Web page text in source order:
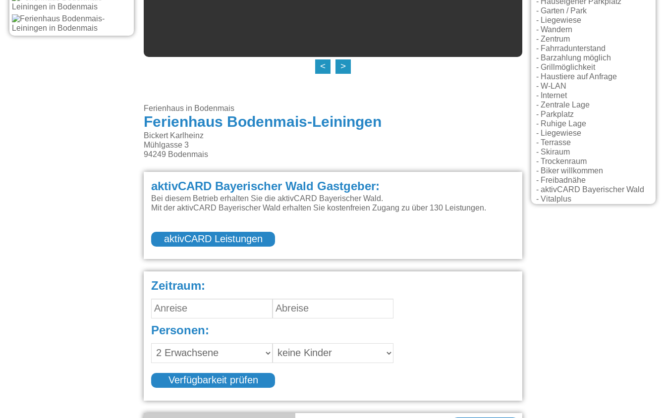
< >
Ferienhaus in Bodenmais
Ferienhaus Bodenmais-Leiningen
Bickert Karlheinz
Mühlgasse 3
94249 Bodenmais
aktivCARD Bayerischer Wald Gastgeber:
Bei diesem Betrieb erhalten Sie die aktivCARD Bayerischer Wald.
Mit der aktivCARD Bayerischer Wald erhalten Sie kostenfreien Zugang zu über 130 Leistungen.
aktivCARD Leistungen
Zeitraum:
Personen:
Verfügbarkeit prüfen
- Hauseigener Parkplatz
- Garten / Park
- Liegewiese
- Wandern
- Zentrum
- Fahrradunterstand
- Barzahlung möglich
- Grillmöglichkeit
- Haustiere auf Anfrage
- W-LAN
- Internet
- Zentrale Lage
- Parkplatz
- Ruhige Lage
- Liegewiese
- Terrasse
- Skiraum
- Trockenraum
- Biker willkommen
- Freibadnähe
- aktivCARD Bayerischer Wald
- Vitalplus